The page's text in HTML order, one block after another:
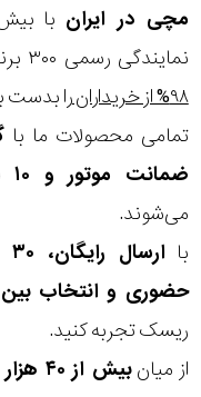
مچی در ایران
نمایندگی رسمی ۳۰۰ برند جهانی است و توانسته ایم
۹۸% از خریداران
را بدست
تمامی محصولات ما با
ضمانت موتور و ۱۰ سال تعویض رایگان باتری
می‌شوند.
با
حضوری و انتخاب بین ۳ محصول
ریسک تجربه کنید.
از میانبیش از ۴۰ هزار مدل ساعت و اکسسوری اورجینال
برابر
آب
شکل
قاب
ویژگی
نوع
موتور